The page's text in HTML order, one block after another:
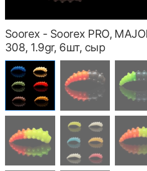
Soorex - Soorex PRO,
308, 1.9gr, 6шт, сыр